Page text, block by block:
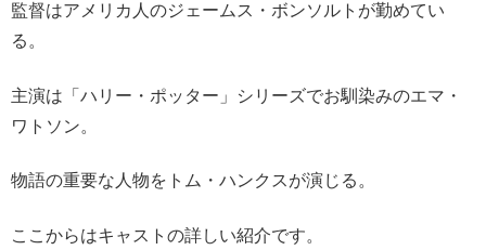
監督はアメリカ人のジェームス・ボンソルトが勤めてい
る。
主演は「ハリー・ポッター」シリーズでお馴染みのエマ・
ワトソン。
物語の重要な人物をトム・ハンクスが演じる。
ここからはキャストの詳しい紹介です。